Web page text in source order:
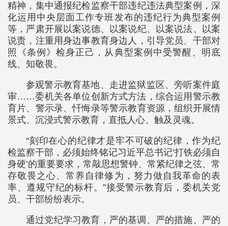
精神，集中通报纪检监察干部违纪违法典型案例，深
化运用中央层面工作专班发布的违纪行为典型案例
等，严肃开展以案说德、以案说纪、以案说法、以案
说责，注重用身边事教育身边人，引导党员、干部对
照《条例》检身正己，从典型案例中受警醒、明底
线、知敬畏。
参观警示教育基地、走进监狱监区、旁听案件庭
审……委机关各单位创新方式方法，综合运用警示教
育片、警示录、忏悔录等警示教育资源，组织开展情
景式、沉浸式警示教育，直抵人心、触及灵魂。
“刻印在心的纪律才是牢不可破的纪律，作为纪
检监察干部，必须始终铭记习近平总书记‘打铁必须自
身硬’的重要要求，常敲思想警钟、常紧纪律之弦、常
存敬畏之心、常养自律修为，努力做自我革命的表
率、遵规守纪的标杆。”接受警示教育后，委机关党
员、干部纷纷表示。
通过党纪学习教育，严的基调、严的措施、严的